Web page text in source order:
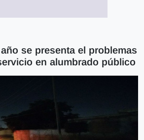
se presenta el problemas
en alumbrado público